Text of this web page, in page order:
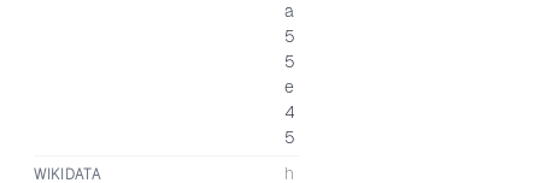
a
5
5
e
4
5
WIKIDATA
h